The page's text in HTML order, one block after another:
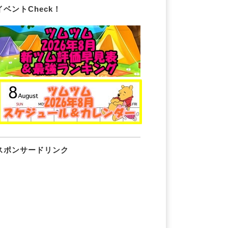
ベントCheck！
ポンサードリンク